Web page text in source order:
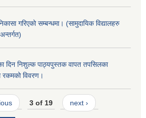
गरिएको सम्बन्धमा। (सामुदायिक विद्यालहरु
दिन निशुल्क पाठ्यपुस्तक वापत तपसिलका
रकमको विवरण।
3 of 19 next ›